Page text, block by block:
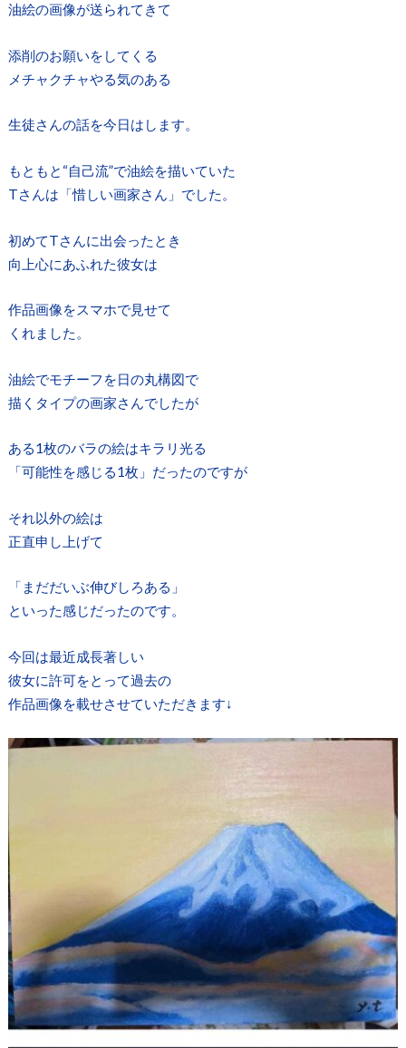
油絵の画像が送られてきて
添削のお願いをしてくる
メチャクチャやる気のある
生徒さんの話を今日はします。
もともと“自己流”で油絵を描いていた
Tさんは「惜しい画家さん」でした。
初めてTさんに出会ったとき
向上心にあふれた彼女は
作品画像をスマホで見せて
くれました。
油絵でモチーフを日の丸構図で
描くタイプの画家さんでしたが
ある1枚のバラの絵はキラリ光る
「可能性を感じる1枚」だったのですが
それ以外の絵は
正直申し上げて
「まだだいぶ伸びしろある」
といった感じだったのです。
今回は最近成長著しい
彼女に許可をとって過去の
作品画像を載せさせていただきます↓